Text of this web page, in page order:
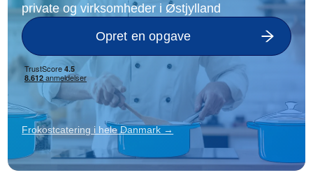
private og virksomheder i Østjylland
Opret en opgave
Frokostcatering i hele Danmark →